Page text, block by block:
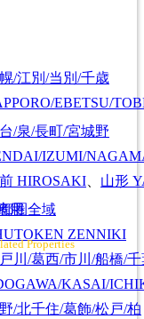
/江別/当別/千歳
EBETSU/
/泉/長町/宮城野
IZUMI/
HIROSAKI 山形
圏全域
ZENNIKI
川/葛西/市川/船橋/千
KASAI/
野/北千住/葛飾/松戸/柏
用
Properties